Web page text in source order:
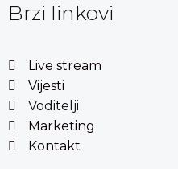
Brzi linkovi
Live stream
Vijesti
Voditelji
Marketing
Kontakt